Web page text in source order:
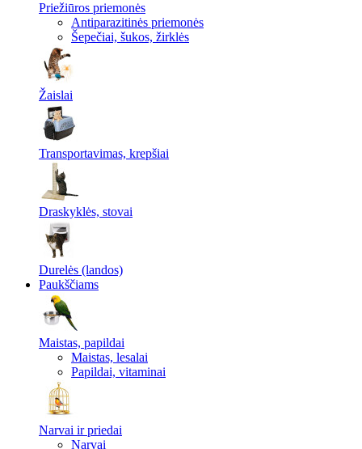
Priežiūros priemonės
Antiparazitinės priemonės
Šepečiai, šukos, žirklės
Žaislai
Transportavimas, krepšiai
Draskyklės, stovai
Durelės (landos)
Paukščiams
Maistas, papildai
Maistas, lesalai
Papildai, vitaminai
Narvai ir priedai
Narvai